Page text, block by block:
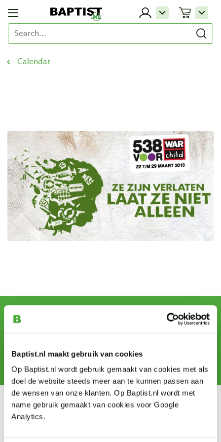
Baptist.nl maakt gebruik van cookies
Op Baptist.nl wordt gebruik gemaakt van cookies met als
doel de website steeds meer aan te kunnen passen aan
de wensen van onze klanten. Op Baptist.nl wordt met
name gebruik gemaakt van cookies voor Google
Analytics.
Calendar
Sign up for our newsletter
and receive offers, new products and tips.
Subscribe
Customer service
Payment